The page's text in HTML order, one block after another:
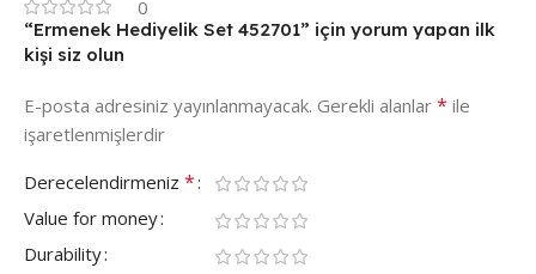
0
“Ermenek Hediyelik Set 452701” için yorum yapan ilk
kişi siz olun
E-posta adresiniz yayınlanmayacak. Gerekli alanlar * ile
işaretlenmişlerdir
Derecelendirmeniz *
Value for money
Durability